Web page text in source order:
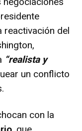
reactivación del
“realista y
un conflicto
con la